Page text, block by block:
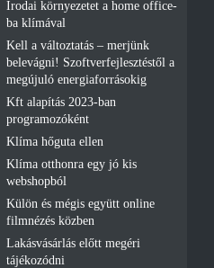
Irodai környezetet a home office-
ba klímával
Kell a változtatás – merjünk
belevágni! Szoftverfejlesztéstől a
megújuló energiaforrásokig
Kft alapítás 2023-ban
programozóként
Klíma hőguta ellen
Klíma otthonra egy jó kis
webshopból
Külön és mégis együtt online
filmnézés közben
Lakásvásárlás előtt megéri
tájékozódni